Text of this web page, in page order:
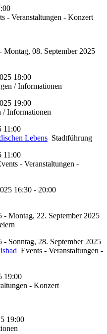
- Veranstaltungen - Konzert
Montag, 08. September 2025
18:00
/ Informationen
19:00
Informationen
11:00
Lebens Stadtführung
11:00
- Veranstaltungen -
16:30 - 20:00
- Montag, 22. September 2025
- Sonntag, 28. September 2025
Events - Veranstaltungen -
19:00
- Konzert
19:00